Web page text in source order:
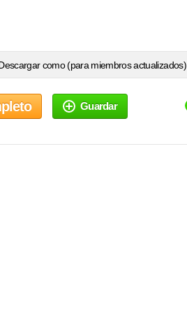
como (para miembros actualizados)
Guardar